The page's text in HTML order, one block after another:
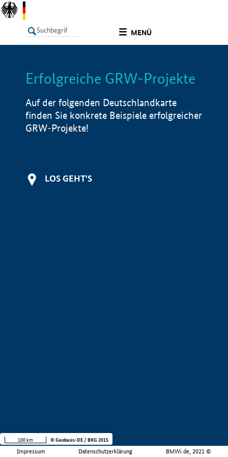
MENÜ
LISTE Info
Erfolgreiche GRW-Projekte
Auf der folgenden Deutschlandkarte
finden Sie konkrete Beispiele erfolgreicher
GRW-Projekte!
LOS GEHT'S
Impressum Datenschutzerklärung BMWi.de, 2021 ©
100 km © Geobasis-DE / BKG 2015